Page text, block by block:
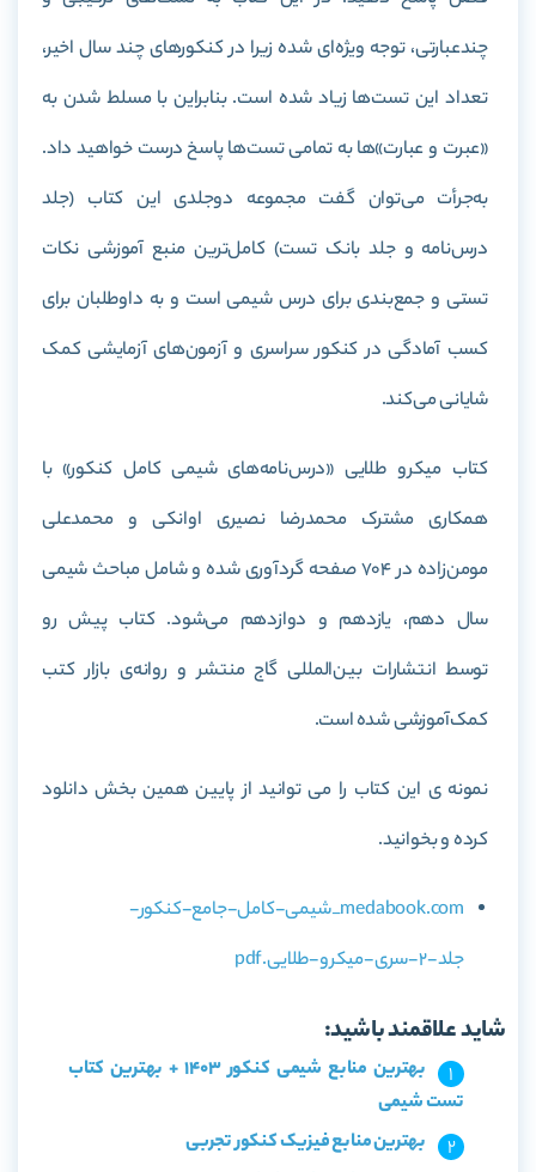
چندعبارتی، توجه ویژه‌ای شده زیرا در کنکورهای چند سال اخیر،
تعداد این تست‌ها زیاد شده است. بنابراین با مسلط شدن به
«عبرت و عبارت‌»ها به تمامی تست‌ها پاسخ درست خواهید داد.
به‌جرأت می‌توان گفت مجموعه دوجلدی این کتاب (جلد
درس‌نامه و جلد بانک تست) کامل‌ترین منبع آموزشی نکات
تستی و جمع‌بندی برای درس شیمی است و به داوطلبان برای
کسب آمادگی در کنکور سراسری و آزمون‌های آزمایشی کمک
شایانی می‌کند.
کتاب میکرو طلایی «درس‌نامه‌های شیمی کامل کنکور» با
همکاری مشترک محمدرضا نصیری‌ اوانکی و محمدعلی
مومن‌زاده در 704 صفحه گردآوری شده و شامل مباحث شیمی
سال دهم، یازدهم و دوازدهم می‌شود. کتاب پیش رو
توسط انتشارات بین‌المللی گاج منتشر و روانه‌ی بازار کتب
کمک‌آموزشی شده است.
نمونه ی این کتاب را می توانید از پایین همین بخش دانلود
کرده و بخوانید.
medabook.com_شیمی-کامل-جامع-کنکور-
جلد-2-سری-میکرو-طلایی.pdf
شاید علاقمند باشید:
بهترین منابع شیمی کنکور 1403 + بهترین کتاب
تست شیمی
بهترین منابع فیزیک کنکور تجربی